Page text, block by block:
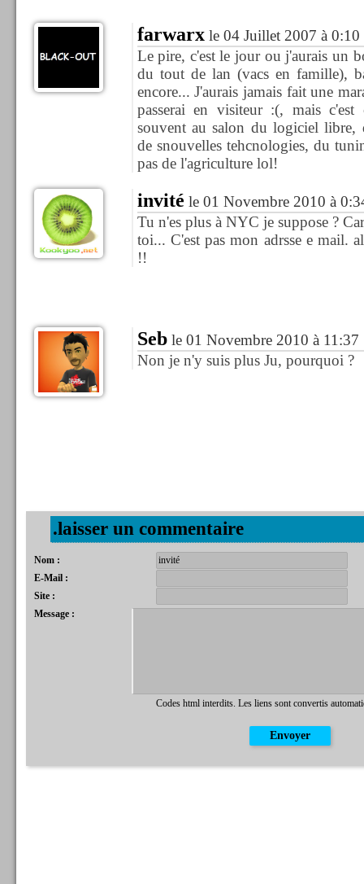
farwarxle 04 Juillet 2007 à 0:10
Le pire, c'est le jour ou j'aurais un
du tout de lan (vacs en famille),
encore... J'aurais jamais fait une
passerai en visiteur :(, mais
souvent au salon du logiciel libre,
de snouvelles tehcnologies, du
pas de l'agriculture lol!
invité le 01 Novembre 2010 à
Tu n'es plus à NYC je suppose ?
toi... C'est pas mon adrsse e mail.
!!
Seble 01 Novembre 2010 à 11:37
Non je n'y suis plus Ju, pourquoi ?
.laisser un commentaire
Nom :
E-Mail :
Site :
Message :
Codes html interdits. Les liens sont convertis